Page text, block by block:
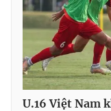
U.16 Việt Nam